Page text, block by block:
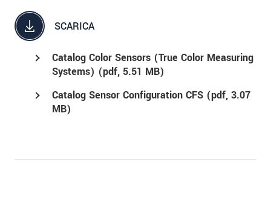
SCARICA
Catalog Color Sensors (True Color Measuring
Systems) (pdf, 5.51 MB)
Catalog Sensor Configuration CFS (pdf, 3.07
MB)